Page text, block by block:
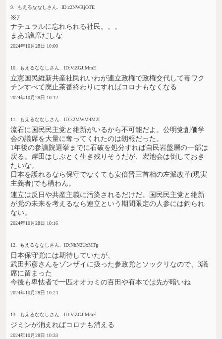
9. もえるななしさん. ID:c2NWRjOTE
※7
ナチュラルに忘れられる社民。。。
まあ1議席だしな
2024年10月28日 10:00
10. もえるななしさん. ID:ViZGJlMmE
立憲国民維新共産社民れいわが連立政権で政権交代して毒ワク
チンすべて廃止茶番終わりにすればコロナもなくなる
2024年10月28日 10:12
11. もえるななしさん. ID:k2MWM4M2I
流石に国民民主党と維新がいるから不可能だよ。公明党創価学
会の議席を大量に奪ってくれたのは朗報だった。
1年後の参議院選挙までに石破を処分すれば自民岩盤層の一部は
戻る。岸田はしぶとく生き残りそうだが、宏池会は倒しておき
たいな。
日本を護れるなら保守でなくても安倍晋三首相の左派改革(現実
主義者)でも構わん。
連立は反日や共産主義に汚染されるだけだ。国民民主党と維新
が党の未来を考えるなら連立という期間限定の人参には釣られ
ない。
2024年10月28日 10:16
12. もえるななしさん. ID:NhN2UxMTg
日本保守党には期待していたが、
武田邦彦さんをゾンザイに扱った参政党とソックリなので、3議
席に留まった
今後も卑怯者で一匹オオカミの百田や有本では先が暗いね
2024年10月28日 10:24
13. もえるななしさん. ID:ViZGJlMmE
ジミンが消えればコロナも消える
2024年10月28日 10:33